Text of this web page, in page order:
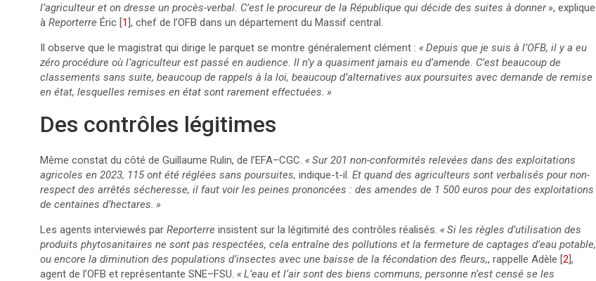
l’agriculteur et on dresse un procès-verbal. C’est le procureur de la République qui décide des suites à donner», explique
à Reporterre Éric [1], chef de l’OFB dans un département du Massif central.
Il observe que le magistrat qui dirige le parquet se montre généralement clément : «Depuis que je suis à l’OFB, il y a eu
zéro procédure où l’agriculteur est passé en audience. Il n’y a quasiment jamais eu d’amende. C’est beaucoup de
classements sans suite, beaucoup de rappels à la loi, beaucoup d’alternatives aux poursuites avec demande de remise
en état, lesquelles remises en état sont rarement effectuées. »
Des contrôles légitimes
Même constat du côté de Guillaume Rulin, de l’EFA–CGC. «Sur 201 non-conformités relevées dans des exploitations
agricoles en 2023, 115 ont été réglées sans poursuites, indique-t-il. Et quand des agriculteurs sont verbalisés pour non-
respect des arrêtés sécheresse, il faut voir les peines prononcées : des amendes de 1 500 euros pour des exploitations
de centaines d’hectares. »
Les agents interviewés par Reporterre insistent sur la légitimité des contrôles réalisés. «Si les règles d’utilisation des
produits phytosanitaires ne sont pas respectées, cela entraîne des pollutions et la fermeture de captages d’eau potable,
ou encore la diminution des populations d’insectes avec une baisse de la fécondation des fleurs,, rappelle Adèle [2],
agent de l’OFB et représentante SNE–FSU. «L’eau et l’air sont des biens communs, personne n’est censé se les